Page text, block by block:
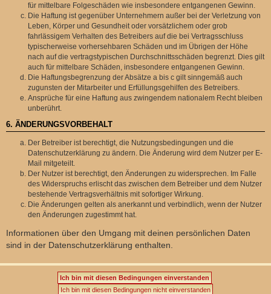
für mittelbare Folgeschäden wie insbesondere entgangenen Gewinn.
Die Haftung ist gegenüber Unternehmern außer bei der Verletzung von
Leben, Körper und Gesundheit oder vorsätzlichem oder grob
fahrlässigem Verhalten des Betreibers auf die bei Vertragsschluss
typischerweise vorhersehbaren Schäden und im Übrigen der Höhe
nach auf die vertragstypischen Durchschnittsschäden begrenzt. Dies gilt
auch für mittelbare Schäden, insbesondere entgangenen Gewinn.
Die Haftungsbegrenzung der Absätze a bis c gilt sinngemäß auch
zugunsten der Mitarbeiter und Erfüllungsgehilfen des Betreibers.
Ansprüche für eine Haftung aus zwingendem nationalem Recht bleiben
unberührt.
6. ÄNDERUNGSVORBEHALT
Der Betreiber ist berechtigt, die Nutzungsbedingungen und die
Datenschutzerklärung zu ändern. Die Änderung wird dem Nutzer per E-
Mail mitgeteilt.
Der Nutzer ist berechtigt, den Änderungen zu widersprechen. Im Falle
des Widerspruchs erlischt das zwischen dem Betreiber und dem Nutzer
bestehende Vertragsverhältnis mit sofortiger Wirkung.
Die Änderungen gelten als anerkannt und verbindlich, wenn der Nutzer
den Änderungen zugestimmt hat.
Informationen über den Umgang mit deinen persönlichen Daten
sind in der Datenschutzerklärung enthalten.